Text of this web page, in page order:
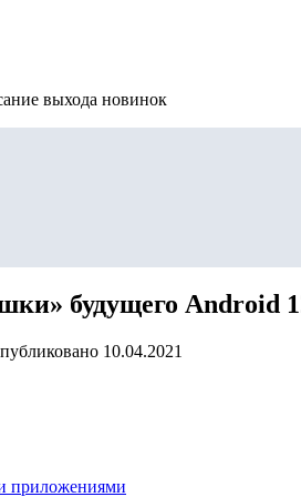
выхода новинок
будущего Android
10.04.2021
приложениями